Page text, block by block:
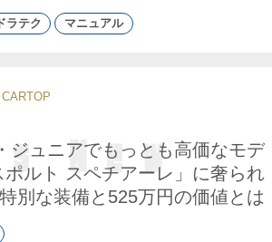
ドラテク マニュアル
ジュニアでもっとも高価なモデ
ルト スペチアーレ」に奢られ
別な装備と525万円の価値とは